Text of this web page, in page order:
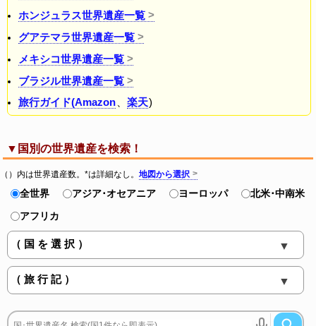
ホンジュラス世界遺産一覧
グアテマラ世界遺産一覧
メキシコ世界遺産一覧
ブラジル世界遺産一覧
旅行ガイド(Amazon
楽天)
▼国別の世界遺産を検索！
（）内は世界遺産数。*は詳細なし。 地図から選択
全世界 アジア･オセアニア ヨーロッパ
北米･中南米
アフリカ